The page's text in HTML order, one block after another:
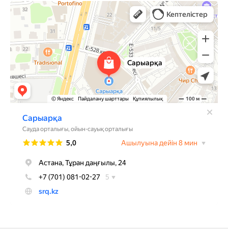
Сарыарка
Торговый центр в Астане
Развлекательный центр в Астане